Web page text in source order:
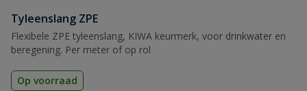
Beoordeling versturen
Tyleenslang ZPE
Flexibele ZPE tyleenslang, KIWA keurmerk, voor drinkwater en
beregening. Per meter of op rol
Op voorraad